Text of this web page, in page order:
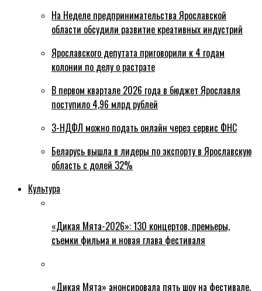
На Неделе предпринимательства Ярославской
области обсудили развитие креативных индустрий
Ярославского депутата приговорили к 4 годам
колонии по делу о растрате
В первом квартале 2026 года в бюджет Ярославля
поступило 4,96 млрд рублей
3-НДФЛ можно подать онлайн через сервис ФНС
Беларусь вышла в лидеры по экспорту в Ярославскую
область с долей 32%
Культура
«Дикая Мята-2026»: 130 концертов, премьеры,
съемки фильма и новая глава фестиваля
«Дикая Мята» анонсировала пять шоу на фестивале,